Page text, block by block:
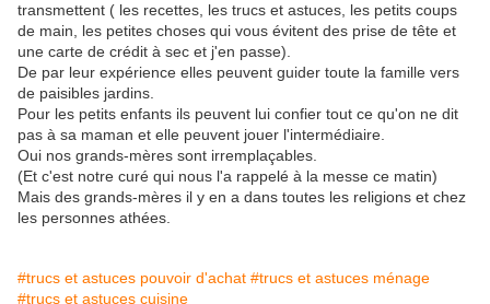
transmettent ( les recettes, les trucs et astuces, les petits coups
de main, les petites choses qui vous évitent des prise de tête et
une carte de crédit à sec et j'en passe).
De par leur expérience elles peuvent guider toute la famille vers
de paisibles jardins.
Pour les petits enfants ils peuvent lui confier tout ce qu'on ne dit
pas à sa maman et elle peuvent jouer l'intermédiaire.
Oui nos grands-mères sont irremplaçables.
(Et c'est notre curé qui nous l'a rappelé à la messe ce matin)
Mais des grands-mères il y en a dans toutes les religions et chez
les personnes athées.
#trucs et astuces pouvoir d'achat #trucs et astuces ménage
#trucs et astuces cuisine